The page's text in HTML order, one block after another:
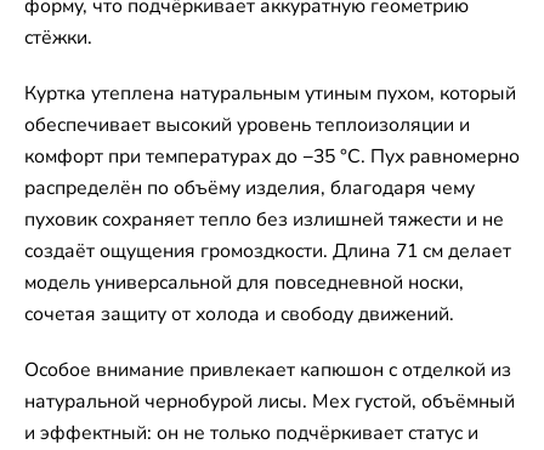
форму, что подчёркивает аккуратную геометрию
стёжки.
Куртка утеплена натуральным утиным пухом, который
обеспечивает высокий уровень теплоизоляции и
комфорт при температурах до −35 °C. Пух равномерно
распределён по объёму изделия, благодаря чему
пуховик сохраняет тепло без излишней тяжести и не
создаёт ощущения громоздкости. Длина 71 см делает
модель универсальной для повседневной носки,
сочетая защиту от холода и свободу движений.
Особое внимание привлекает капюшон с отделкой из
натуральной чернобурой лисы. Мех густой, объёмный
и эффектный: он не только подчёркивает статус и